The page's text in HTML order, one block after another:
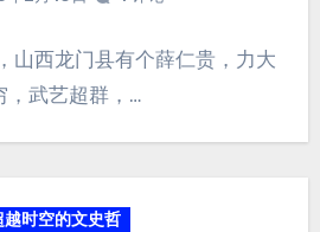
山西龙门县有个薛仁贵，力大
，武艺超群，…
越时空的文史哲